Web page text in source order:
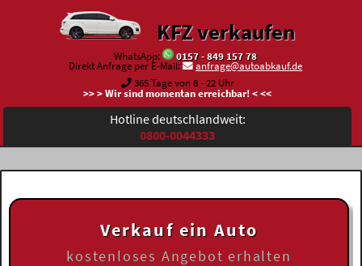
KFZ verkaufen
WhatsApp:
0157 - 849 157 78
Direkt Anfrage per E-Mail:
anfrage@autoabkauf.de
365 Tage von 8 - 22 Uhr
>> > Wir sind momentan erreichbar! < <<
Hotline deutschlandweit:
0800-0044333
Verkauf ein Auto
kostenloses Angebot erhalten